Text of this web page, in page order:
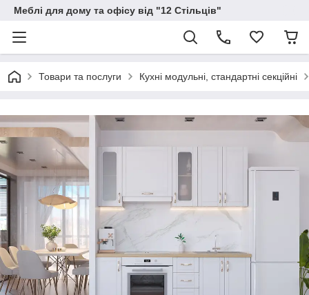
Меблі для дому та офісу від "12 Стільців"
Товари та послуги Кухні модульні, стандартні секційні